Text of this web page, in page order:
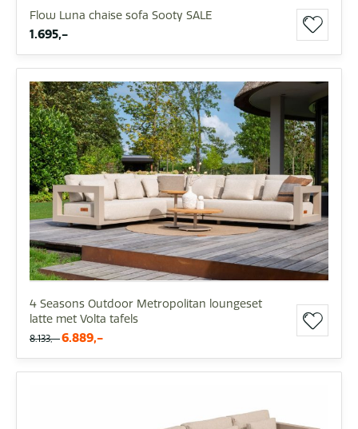
Flow Luna chaise sofa Sooty SALE
1.695,-
4 Seasons Outdoor Metropolitan loungeset
latte met Volta tafels
8.133,- 6.889,-